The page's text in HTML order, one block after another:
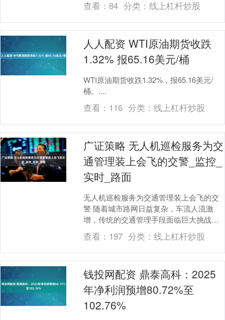
指、创业....
查看：84 分类： 线上杠杆炒股
人人配资 WTI原油期货收跌
1.32% 报65.16美元/桶
WTI原油期货收跌1.32%，报65.16美元/
桶。....
查看： 116 分类： 线上杠杆炒股
广证策略 无人机巡检服务为交
通管理装上会飞的交警_监控_
实时_路面
无人机巡检服务为交通管理装上会飞的交
警 随着城市路网日益复杂，车流人流激
增，传统的交通管理手段面临巨大挑战：
1、监控死角：固定摄像头覆盖有限，隧
道、弯道、立交....
查看： 197 分类： 线上杠杆炒股
钱投网配资 鼎泰高科：2025
年净利润预增80.72%至
102.76%